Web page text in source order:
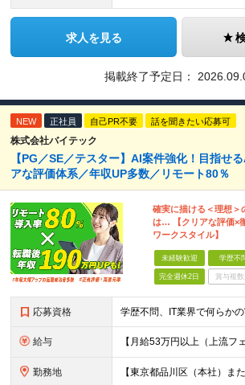
求人を見る
掲載終了予定日：
NEW 正社員 自己PR不要 話を聞きたい応募可
株式会社バイテック
【PG／SE／テスター】AI案件強化！目指せ
アな評価体系／年収UP多数／リモート80％
確実に描ける＜理想＞
は… 【クリアな評価×
ワークスタイル】
未経験歓迎 学歴不
完全週休2日 賞与複数
応募資格
給与
勤務地